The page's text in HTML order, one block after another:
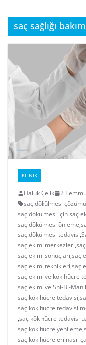
saç sağlığı
KLINIK
Haluk Çelik 2
saç dökülmesi çözümü
saç dökülmesi için saç
saç dökülmesi önleme,
saç dökülmesi tedavisi,
saç ekimi merkezleri,
saç ekimi sonuçları,saç
saç ekimi teknikleri,saç
saç ekimi ve kök hücre
saç ekimi ve Shi-Bi-Man
saç kök hücre tedavisi,
saç kök hücre tedavisi
,saç kök hücre tedavisi
saç kök hücre yenileme,
saç kök hücreleri nasıl